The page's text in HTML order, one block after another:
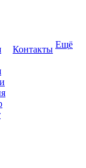
Контакты Ещё